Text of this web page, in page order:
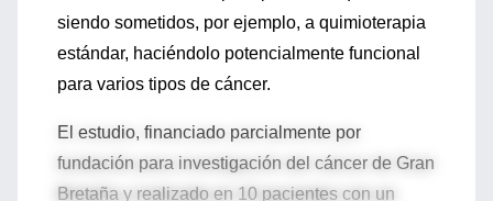
siendo sometidos, por ejemplo, a quimioterapia
estándar, haciéndolo potencialmente funcional
para varios tipos de cáncer.
El estudio, financiado parcialmente por
fundación para investigación del cáncer de Gran
Bretaña y realizado en 10 pacientes con un